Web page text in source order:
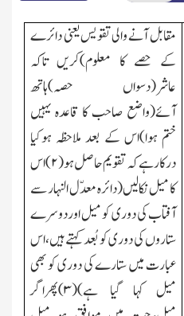
مقابل آنے والی تقویس یعنی دائرے
کے حصے کا معلوم)کریں تاکہ
عاشر(دسواں حصہ)ہاتھ
آئے(واضع صاحب کا قاعدہ یہیں
ختم ہوا)اس کے بعد ملاحظہ ہوکیا
درکار ہے کہ تقویم حاصل ہو(۲) اس
کا میل نکالیں(دائرہ معدّل النہار سے
آفتاب کی دوری کو میل اوردوسرے
ستاروں کی دوری کو بُعد کہتے ہیں،اس
عبارت میں ستارے کی دوری کو بھی
میل کہا گیا ہے)(۳) پھراگر